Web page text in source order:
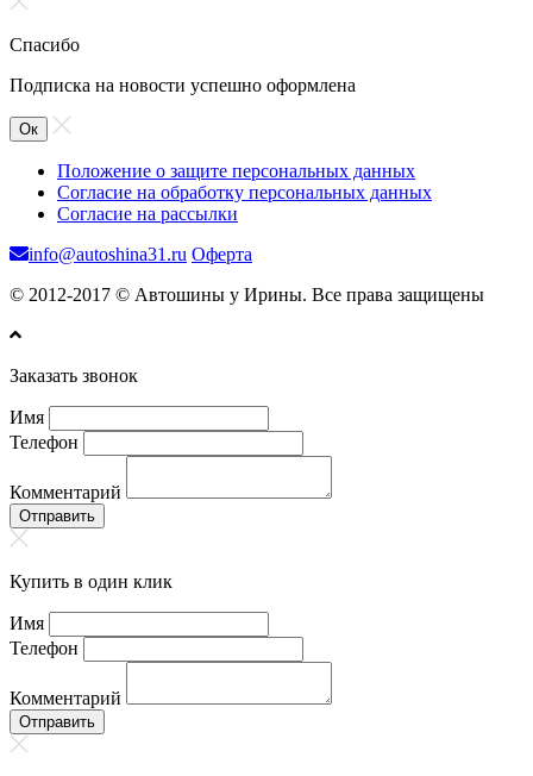
Спасибо
Подписка на новости успешно оформлена
Ок
Положение о защите персональных данных
Согласие на обработку персональных данных
Согласие на рассылки
info@autoshina31.ru Оферта
© 2012-2017 © Автошины у Ирины. Все права защищены
Заказать звонок
Имя
Телефон
Комментарий
Отправить
Купить в один клик
Имя
Телефон
Комментарий
Отправить